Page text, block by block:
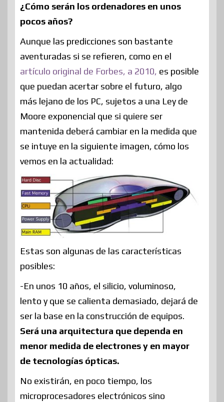
¿Cómo serán los ordenadores en unos
pocos años?
Aunque las predicciones son bastante
aventuradas si se refieren, como en el
artículo original de Forbes, a 2010, es posible
que puedan acertar sobre el futuro, algo
más lejano de los PC, sujetos a una Ley de
Moore exponencial que si quiere ser
mantenida deberá cambiar en la medida que
se intuye en la siguiente imagen, cómo los
vemos en la actualidad:
Estas son algunas de las características
posibles:
-En unos 10 años, el silicio, voluminoso,
lento y que se calienta demasiado, dejará de
ser la base en la construcción de equipos.
Será una arquitectura que dependa en
menor medida de electrones y en mayor
de tecnologías ópticas.
No existirán, en poco tiempo, los
microprocesadores electrónicos sino